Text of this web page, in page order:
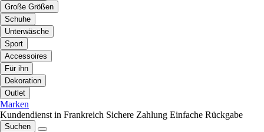
Große Größen
Schuhe
Unterwäsche
Sport
Accessoires
Für ihn
Dekoration
Outlet
Marken
Kundendienst in Frankreich Sichere Zahlung Einfache Rückgabe
Suchen